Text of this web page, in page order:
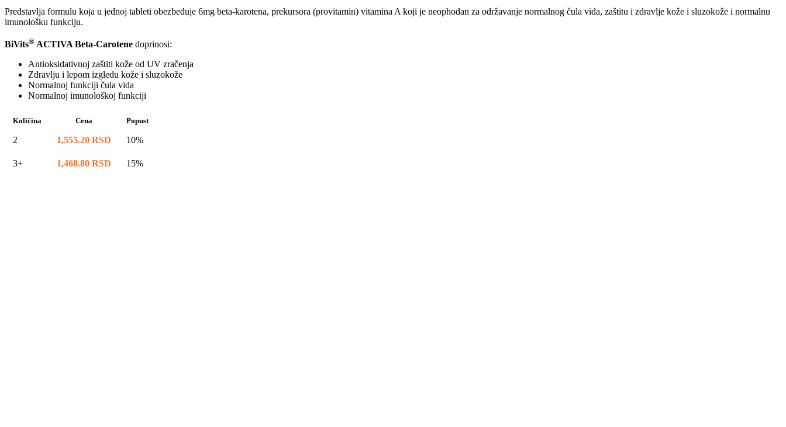
Predstavlja formulu koja u jednoj tableti obezbeđuje 6mg beta-karotena, prekursora (provitamin) vitamina A koji je neophodan za održavanje normalnog čula vida, zaštitu i zdravlje kože i sluzokože i normalnu
imunološku funkciju.
BiVits® ACTIVA Beta-Carotene doprinosi:
Antioksidativnoj zaštiti kože od UV zračenja
Zdravlju i lepom izgledu kože i sluzokože
Normalnoj funkciji čula vida
Normalnoj imunološkoj funkciji
Količina Cena Popust
2 1,555.20 RSD 10%
3+ 1,468.80 RSD 15%